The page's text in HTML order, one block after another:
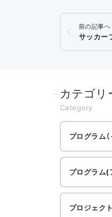
前の記事へ
サッカー
カテゴリ
Category
プログラム（
プログラム(
プロジェクト